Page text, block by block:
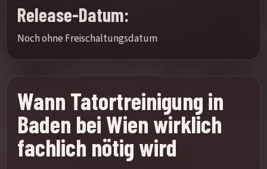
Release-Datum:
Noch ohne Freischaltungsdatum
Wann Tatortreinigung in
Baden bei Wien wirklich
fachlich nötig wird